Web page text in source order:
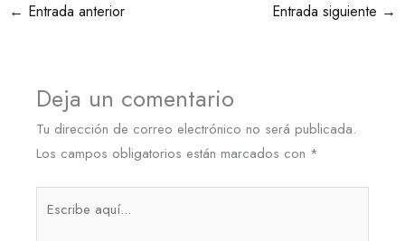
← Entrada anterior Entrada siguiente →
Deja un comentario
Tu dirección de correo electrónico no será publicada.
Los campos obligatorios están marcados con *